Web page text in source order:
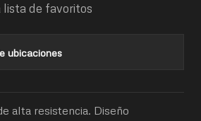
lista de favoritos
ubicaciones
alta resistencia. Diseño